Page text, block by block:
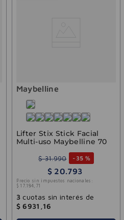
Maybelline
Lifter Stix Stick Facial
Multi-uso Maybelline 70
$ 31.990 - 35 %
$ 20.793
Precio sin impuestos nacionales:
$ 17.184, 71
3 cuotas sin interés de
$ 6931 16